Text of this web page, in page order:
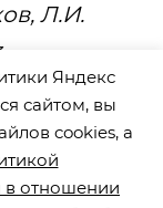
Л.И.
2023,
Яндекс
сайтом, вы
cookies, а
в отношении